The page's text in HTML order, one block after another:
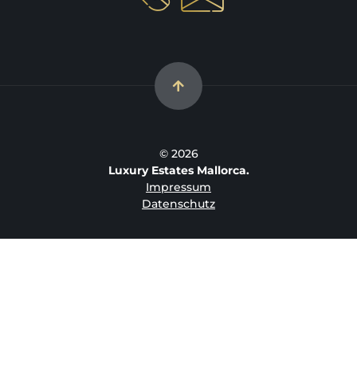
© 2026
Luxury Estates Mallorca.
Impressum
Datenschutz